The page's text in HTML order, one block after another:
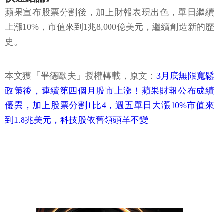
蘋果宣布股票分割後，加上財報表現出色，單日繼續
上漲10%，市值來到1兆8,000億美元，繼續創造新的歷
史。
本文獲「畢德歐夫」授權轉載，原文： 3月底無限寬鬆
政策後，連續第四個月股市上漲！蘋果財報公布成績
優異，加上股票分割1比4，週五單日大漲10%市值來
到1.8兆美元，科技股依舊領頭羊不變